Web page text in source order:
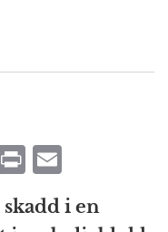
el
P
ri
n
m
ai
i en